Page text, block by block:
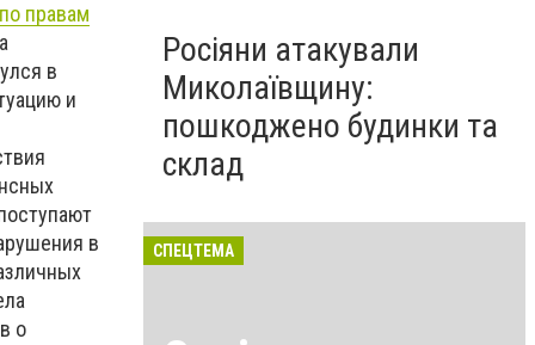
правам
в
и
в
о
Росіяни атакували
Миколаївщину:
пошкоджено будинки та
склад
СПЕЦТЕМА